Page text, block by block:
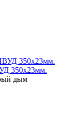
350x23мм.
дым